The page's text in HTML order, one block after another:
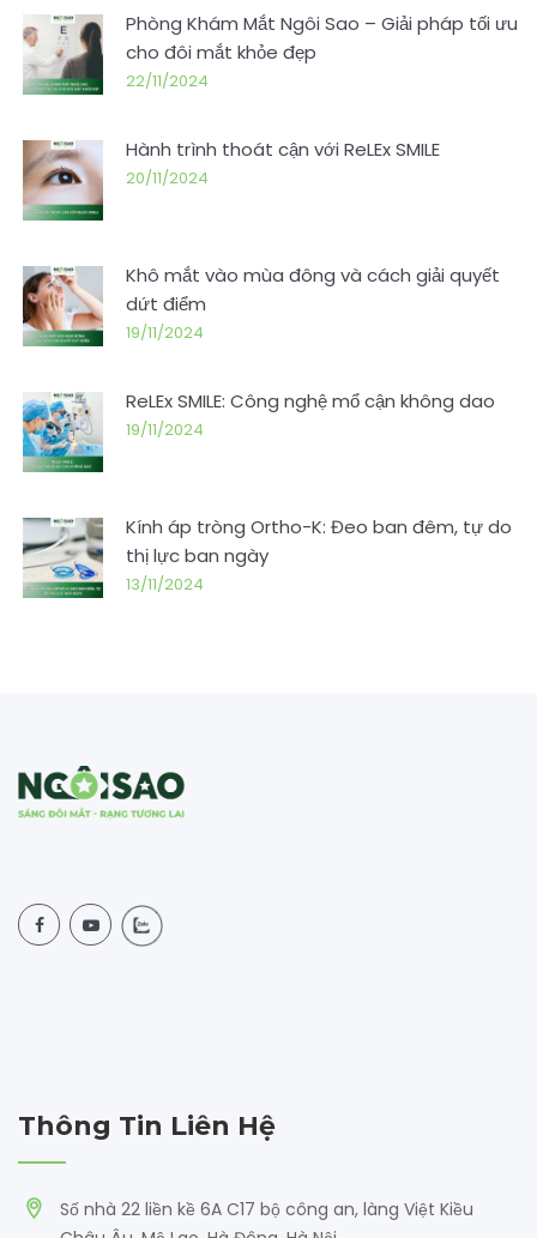
Phòng Khám Mắt Ngôi Sao – Giải pháp tối ưu
cho đôi mắt khỏe đẹp
22/11/2024
Hành trình thoát cận với ReLEx SMILE
20/11/2024
Khô mắt vào mùa đông và cách giải quyết
dứt điểm
19/11/2024
ReLEx SMILE: Công nghệ mổ cận không dao
19/11/2024
Kính áp tròng Ortho-K: Đeo ban đêm, tự do
thị lực ban ngày
13/11/2024
Thông Tin Liên Hệ
Số nhà 22 liền kề 6A C17 bộ công an, làng Việt Kiều